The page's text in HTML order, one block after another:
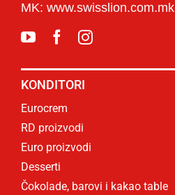
MK: www.swisslion.com.mk
KONDITORI
Eurocrem
RD proizvodi
Euro proizvodi
Desserti
Čokolade, barovi i kakao table